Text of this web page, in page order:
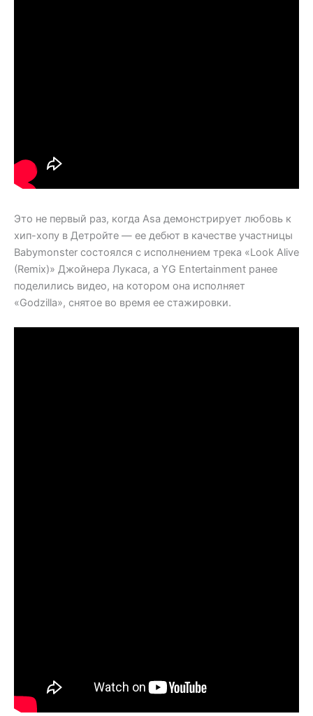
Это не первый раз, когда Asa демонстрирует любовь к
хип-хопу в Детройте — ее дебют в качестве участницы
Babymonster состоялся с исполнением трека «Look Alive
(Remix)» Джойнера Лукаса, а YG Entertainment ранее
поделились видео, на котором она исполняет
«Godzilla», снятое во время ее стажировки.